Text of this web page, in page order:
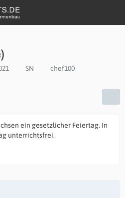
SN
chef100
ein gesetzlicher Feiertag. In
unterrichtsfrei.